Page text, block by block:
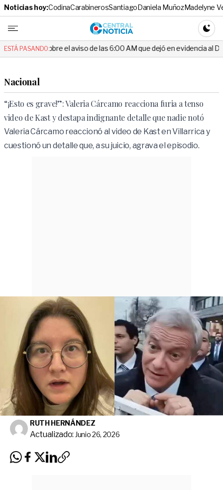
Noticias hoy:CodinaCarabinerosSantiagoDaniela MuñozMadelyne
Central
ESTÁ PASANDO:
el aviso de las 6:00 AM que dejó en evidencia al Delegado
Nacional
“¡Esto es grave!”: Valeria Cárcamo reacciona furia a tenso
video de Kast y destapa indignante detalle que nadie notó
Valeria Cárcamo reaccionó al video de Kast en Villarrica y
cuestionó un detalle que, a su juicio, agrava el episodio.
RUTH HERNÁNDEZ
Actualizado: Junio 26, 2026